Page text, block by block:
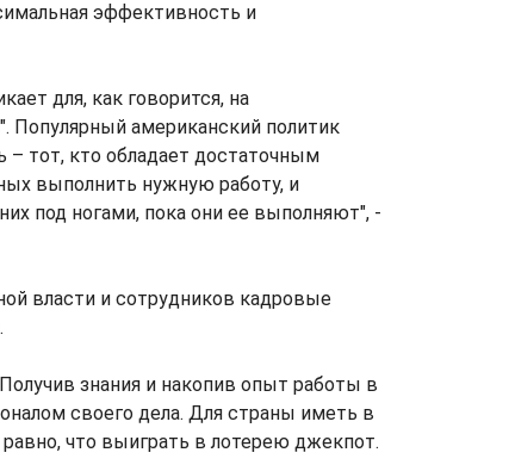
эффективность и
для, как говорится, на
Популярный американский политик
– тот, кто обладает достаточным
выполнить нужную работу, и
под ногами, пока они ее выполняют", -
власти и сотрудников кадровые
знания и накопив опыт работы в
своего дела. Для страны иметь в
что выиграть в лотерею джекпот.